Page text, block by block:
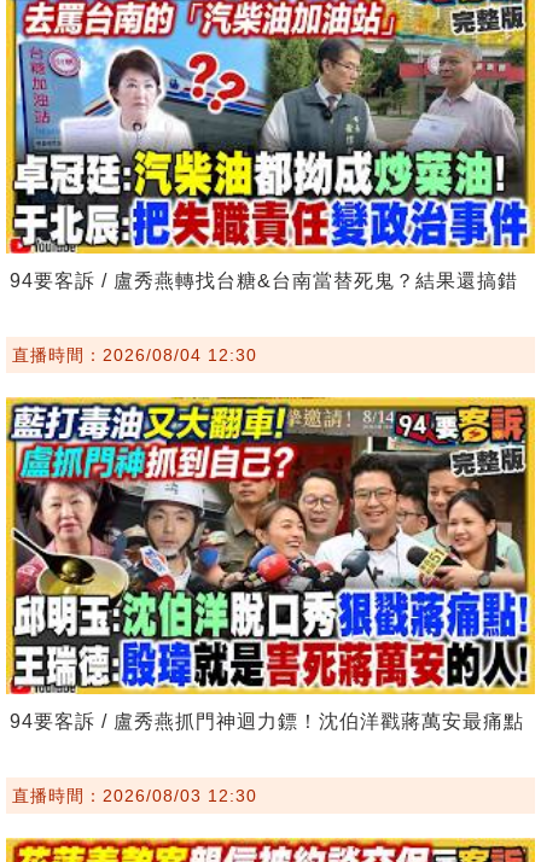
94要客訴 / 盧秀燕轉找台糖&台南當替死鬼？結果還搞錯
直播時間：2026/08/04 12:30
94要客訴 / 盧秀燕抓門神迴力鏢！沈伯洋戳蔣萬安最痛點
直播時間：2026/08/03 12:30